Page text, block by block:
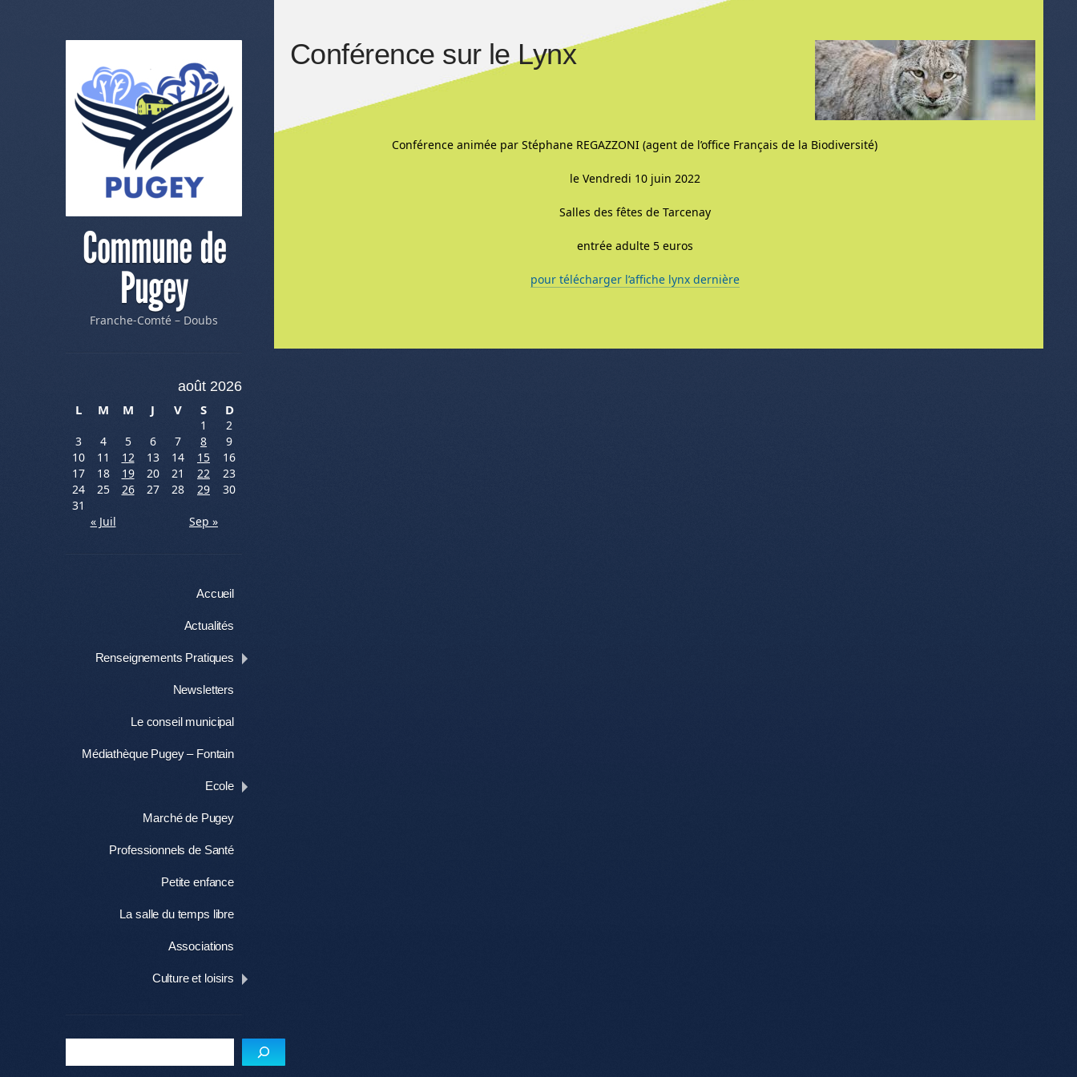
Commune de
Pugey
Franche-Comté – Doubs
août 2026
L
M M J V S D
1
2
3
4 5 6 7 8
9
10
11 12 13 14 15
16
17
18 19 20 21 22
23
24
25 26 27 28 29
30
31
« Juil
Sep »
Accueil
Actualités
Renseignements Pratiques
Newsletters
Le conseil municipal
Médiathèque Pugey – Fontain
Ecole
Marché de Pugey
Professionnels de Santé
Petite enfance
La salle du temps libre
Associations
Culture et loisirs
Conférence sur le Lynx
Conférence animée par Stéphane REGAZZONI (agent de l’office Français de la Biodiversité)
le Vendredi 10 juin 2022
Salles des fêtes de Tarcenay
entrée adulte 5 euros
pour télécharger l’affiche lynx dernière
Menu de l'article